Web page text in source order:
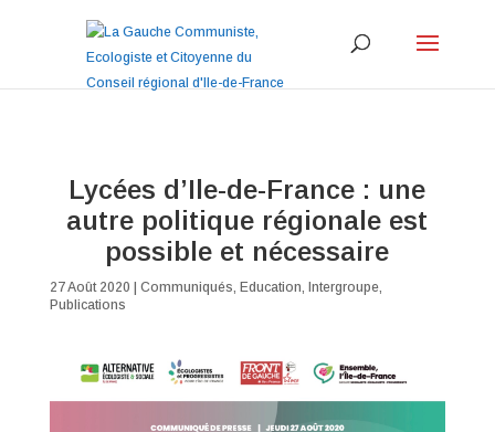
Lycées d’Ile-de-France : une
autre politique régionale est
possible et nécessaire
27 Août 2020 Communiqués, Education, Intergroupe,
Publications